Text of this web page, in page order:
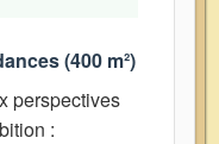
(400 m²)
perspectives
: